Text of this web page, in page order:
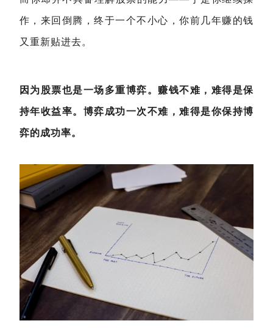
作，来回倒腾，终于一个不小心，你前几年赚的钱
又重新贴进去。
因为股票也是一场多重博弈。赚钱不难，难得是保
持年收益率。博弈成功一次不难，难得是你保持博
弈的成功率。